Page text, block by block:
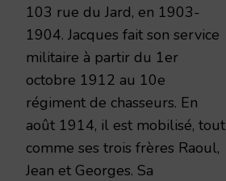
103 rue du Jard, en 1903-
1904. Jacques fait son service
militaire à partir du 1er
octobre 1912 au 10e
régiment de chasseurs. En
août 1914, il est mobilisé, tout
comme ses trois frères Raoul,
Jean et Georges. Sa